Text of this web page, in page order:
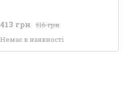
516 грн
413 грн
Немає в наявності